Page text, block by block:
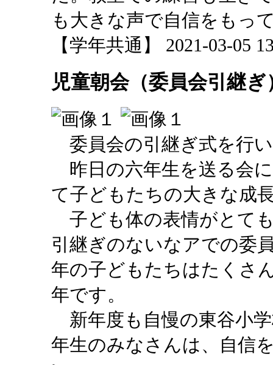
も大きな声で自信をもっ
【学年共通】 2021-03-05
児童朝会（委員会引継ぎ
委員会の引継ぎ式を行
昨日の六年生を送る会
て子どもたちの大きな成
子ども体の表情がとて
引継ぎのないなアでの委
年の子どもたちはたくさ
年です。
新年度も自慢の東谷小
年生のみなさんは、自信